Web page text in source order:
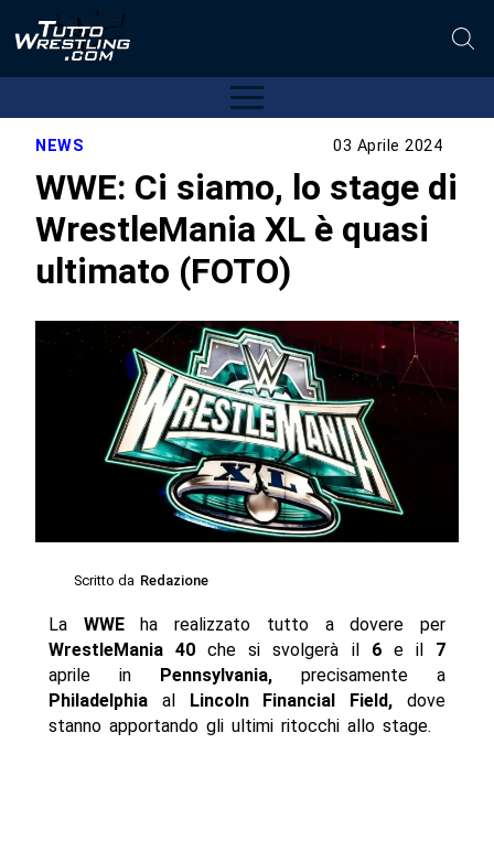
NEWS 03 Aprile 2024
WWE: Ci siamo, lo stage di
WrestleMania XL è quasi
ultimato (FOTO)
Scritto da Redazione
La WWEha realizzato tutto a dovere per
WrestleMania 40 che si svolgerà il 6e il 7
aprile in
Pennsylvania, precisamente a
Philadelphiaal Lincoln Financial Field, dove
stanno apportando gli ultimi ritocchi allo stage.